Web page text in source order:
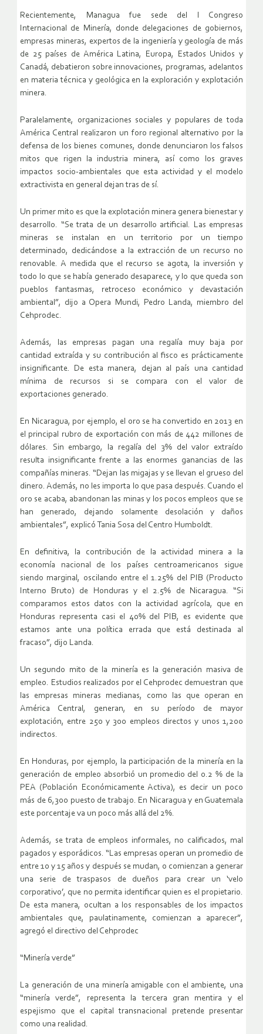
Recientemente, Managua fue sede del I Congreso
Internacional de Minería, donde delegaciones de gobiernos,
empresas mineras, expertos de la ingeniería y geología de más
de 25 países de América Latina, Europa, Estados Unidos y
Canadá, debatieron sobre innovaciones, programas, adelantos
en materia técnica y geológica en la exploración y explotación
minera.
Paralelamente, organizaciones sociales y populares de toda
América Central realizaron un foro regional alternativo por la
defensa de los bienes comunes, donde denunciaron los falsos
mitos que rigen la industria minera, así como los graves
impactos socio-ambientales que esta actividad y el modelo
extractivista en general dejan tras de sí.
Un primer mito es que la explotación minera genera bienestar y
desarrollo. “Se trata de un desarrollo artificial. Las empresas
mineras se instalan en un territorio por un tiempo
determinado, dedicándose a la extracción de un recurso no
renovable. A medida que el recurso se agota, la inversión y
todo lo que se había generado desaparece, y lo que queda son
pueblos fantasmas, retroceso económico y devastación
ambiental”, dijo a Opera Mundi, Pedro Landa, miembro del
Cehprodec.
Además, las empresas pagan una regalía muy baja por
cantidad extraída y su contribución al fisco es prácticamente
insignificante. De esta manera, dejan al país una cantidad
mínima de recursos si se compara con el valor de
exportaciones generado.
En Nicaragua, por ejemplo, el oro se ha convertido en 2013 en
el principal rubro de exportación con más de 442 millones de
dólares. Sin embargo, la regalía del 3% del valor extraído
resulta insignificante frente a las enormes ganancias de las
compañías mineras. “Dejan las migajas y se llevan el grueso del
dinero. Además, no les importa lo que pasa después. Cuando el
oro se acaba, abandonan las minas y los pocos empleos que se
han generado, dejando solamente desolación y daños
ambientales”, explicó Tania Sosa del Centro Humboldt.
En definitiva, la contribución de la actividad minera a la
economía nacional de los países centroamericanos sigue
siendo marginal, oscilando entre el 1.25% del PIB (Producto
Interno Bruto) de Honduras y el 2.5% de Nicaragua. “Si
comparamos estos datos con la actividad agrícola, que en
Honduras representa casi el 40% del PIB, es evidente que
estamos ante una política errada que está destinada al
fracaso”, dijo Landa.
Un segundo mito de la minería es la generación masiva de
empleo. Estudios realizados por el Cehprodec demuestran que
las empresas mineras medianas, como las que operan en
América Central, generan, en su período de mayor
explotación, entre 250 y 300 empleos directos y unos 1,200
indirectos.
En Honduras, por ejemplo, la participación de la minería en la
generación de empleo absorbió un promedio del 0.2 % de la
PEA (Población Económicamente Activa), es decir un poco
más de 6,300 puesto de trabajo. En Nicaragua y en Guatemala
este porcentaje va un poco más allá del 2%.
Además, se trata de empleos informales, no calificados, mal
pagados y esporádicos. “Las empresas operan un promedio de
entre 10 y 15 años y después se mudan, o comienzan a generar
una serie de traspasos de dueños para crear un ‘velo
corporativo’, que no permita identificar quien es el propietario.
De esta manera, ocultan a los responsables de los impactos
ambientales que, paulatinamente, comienzan a aparecer”,
agregó el directivo del Cehprodec
“Minería verde”
La generación de una minería amigable con el ambiente, una
“minería verde”, representa la tercera gran mentira y el
espejismo que el capital transnacional pretende presentar
como una realidad.